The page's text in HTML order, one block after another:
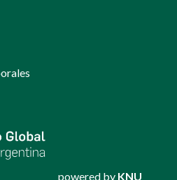
powered by KNU